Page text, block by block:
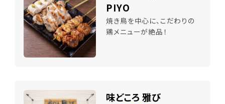
PIYO
焼き鳥を中心に、こだわりの
鶏メニューが絶品！
味どころ 雅び